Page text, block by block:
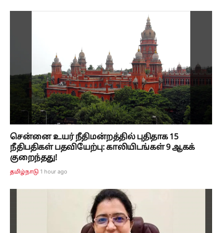
சென்னை உயர் நீதிமன்றத்தில் புதிதாக 15
நீதிபதிகள் பதவியேற்பு: காலியிடங்கள் 9 ஆகக்
குறைந்தது!
தமிழ்நாடு 1 hour ago